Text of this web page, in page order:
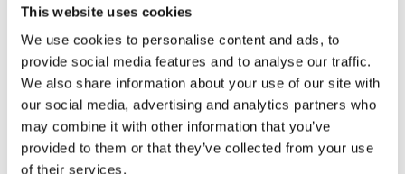
This website uses cookies
We use cookies to personalise content and ads, to
provide social media features and to analyse our traffic.
We also share information about your use of our site with
our social media, advertising and analytics partners who
may combine it with other information that you’ve
provided to them or that they’ve collected from your use
of their services.
worden ontwikkeld en uitgerold? ;...
Electrons to Chemical Bonds (E2CB)
doorsmartport| dec 7, 2019